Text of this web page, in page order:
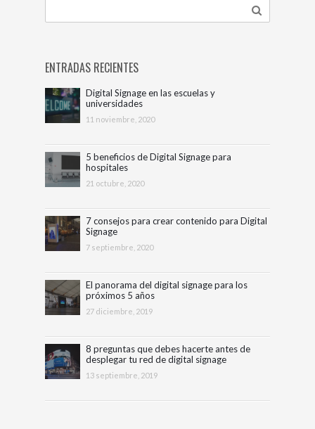
ENTRADAS RECIENTES
Digital Signage en las escuelas y
universidades
11 noviembre, 2020
5 beneficios de Digital Signage para
hospitales
21 octubre, 2020
7 consejos para crear contenido para Digital
Signage
7 septiembre, 2020
El panorama del digital signage para los
próximos 5 años
27 diciembre, 2019
8 preguntas que debes hacerte antes de
desplegar tu red de digital signage
13 septiembre, 2019